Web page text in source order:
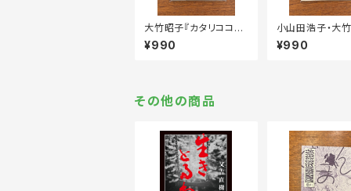
大竹昭子『カタリココ文
庫 五感巡礼』
¥990
小山田浩子・大
『カタリココ文
つけない人』
¥990
その他の商品